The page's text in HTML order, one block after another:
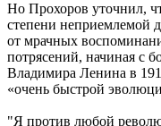
Но Прохоров уточнил,
степени неприемлемой
от мрачных
потрясений, начиная с
Владимира Ленина в
«очень быстрой
"Я против любой